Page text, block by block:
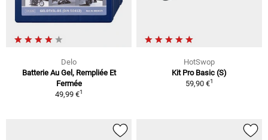
Delo
Batterie Au Gel, Rempliée Et
Fermée
49,99 €1
HotSwop
Kit Pro Basic (S)
59,90 €1